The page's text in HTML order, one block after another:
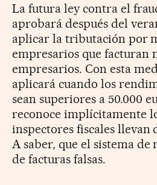
La futura ley contra el
aprobará después del
aplicar la tributación por
empresarios que facturan
empresarios. Con esta
aplicará cuando los
sean superiores a 50.000
reconoce implícitamente
inspectores fiscales llevan
A saber, que el sistema de
de facturas falsas.